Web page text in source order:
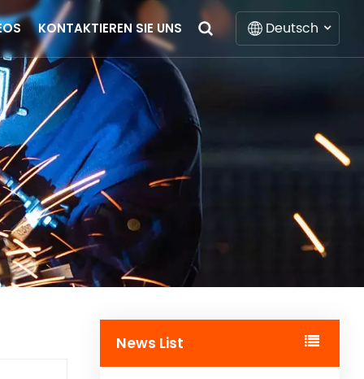
KONTAKTIEREN SIE UNS Deutsch
Español
Português
News List